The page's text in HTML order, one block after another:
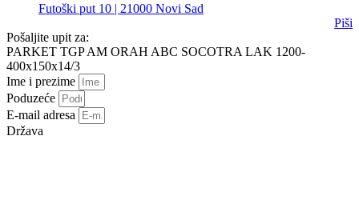
Futoški put 10 | 21000 Novi Sad
Piši
Pošaljite upit za:
PARKET TGP AM ORAH ABC SOCOTRA LAK 1200-
400x150x14/3
Ime i prezime
Poduzeće
E-mail adresa
Država